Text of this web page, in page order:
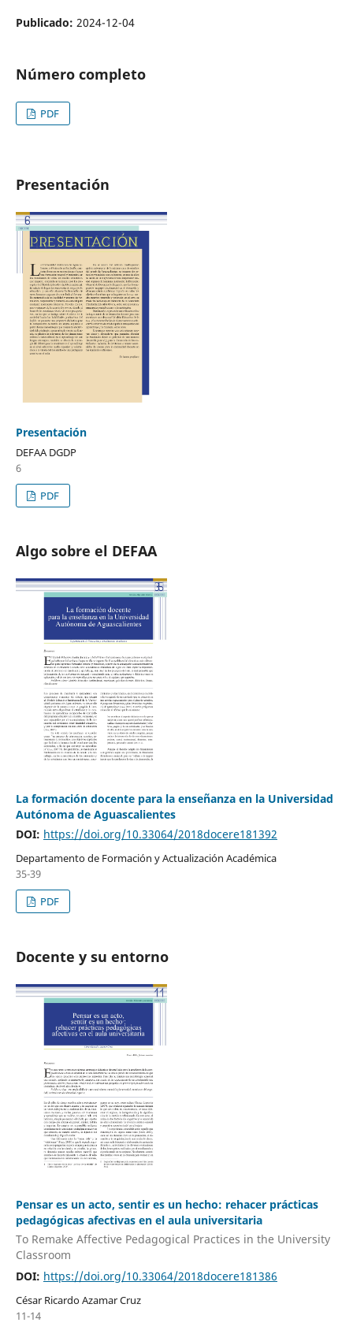
Publicado: 2024-12-04
Número completo
PDF
Presentación
Presentación
DEFAA DGDP
6
PDF
Algo sobre el DEFAA
La formación docente para la enseñanza en la Universidad
Autónoma de Aguascalientes
DOI: https://doi.org/10.33064/2018docere181392
Departamento de Formación y Actualización Académica
35-39
PDF
Docente y su entorno
Pensar es un acto, sentir es un hecho: rehacer prácticas
pedagógicas afectivas en el aula universitaria
To Remake Affective Pedagogical Practices in the University
Classroom
DOI: https://doi.org/10.33064/2018docere181386
César Ricardo Azamar Cruz
11-14